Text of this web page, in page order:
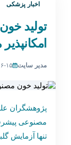
اخبار پزشکی
تولید
مدیر سایت
پژوهشگران
مصنوعی
تنها آزمایش